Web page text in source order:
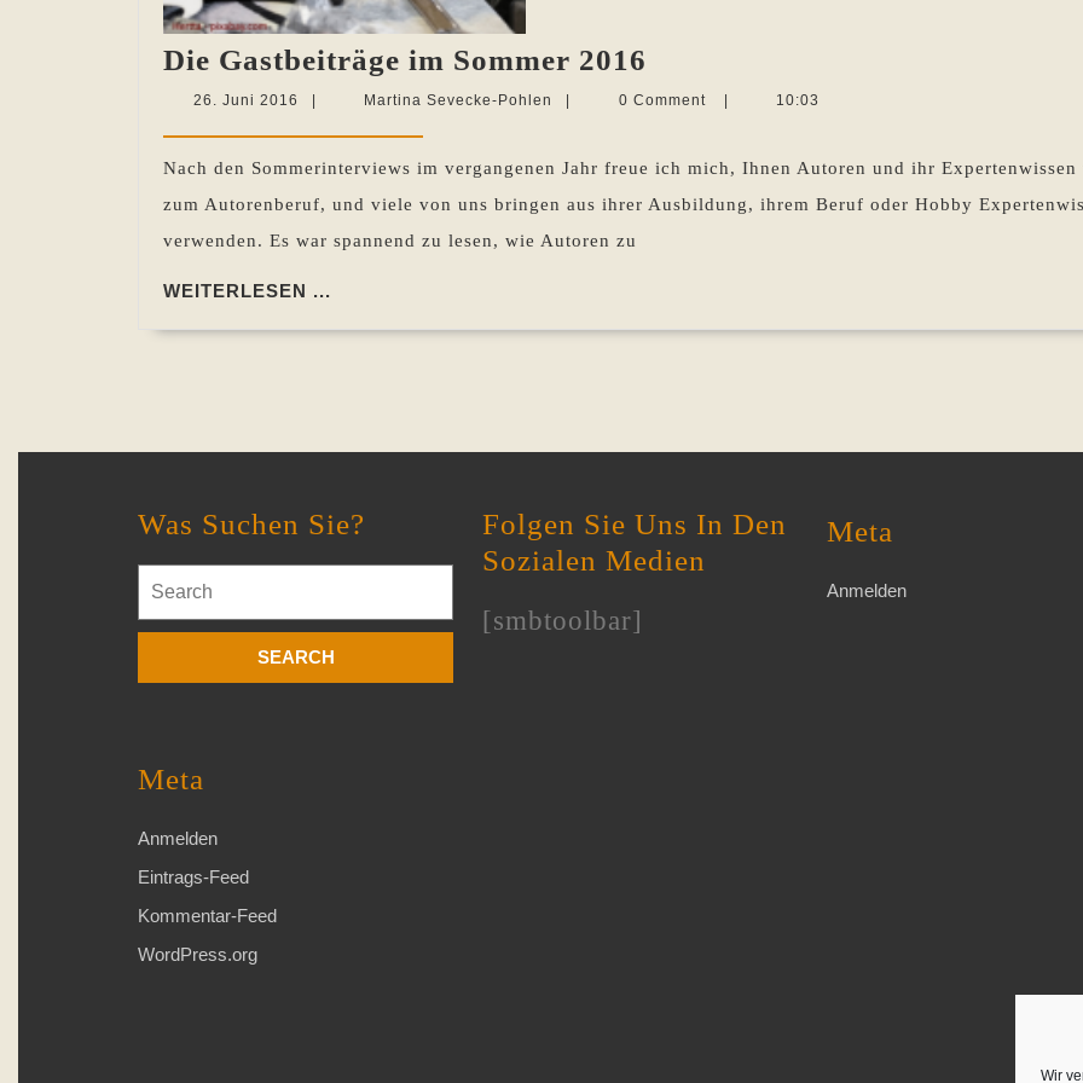
Wir
Die Gastbeiträge im Sommer 2016
Gastbeiträge
Sommer
2016
26. Juni 2016 26.
2016
Martina Sevecke-Pohlen
Martina
0 Comment 10:03
Nach den Sommerinterviews im vergangenen Jahr freue ich mich, Ihnen Autoren und ihr
zum Autorenberuf, und viele von uns bringen aus ihrer Ausbildung, ihrem Beruf oder Hobby
verwenden. Es war spannend zu lesen, wie Autoren zu
WEITERLESEN ...
Was Suchen Sie?
for:
Meta
Anmelden
Eintrags-Feed
Kommentar-Feed
WordPress.org
Folgen Sie Uns In Den
Sozialen Medien
[smbtoolbar]
Meta
Anmelden